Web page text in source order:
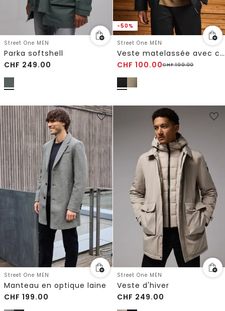
Street One MEN
Parka softshell
CHF 249.00
-50%
Street One MEN
Veste matelassée avec col montant
CHF 100.00CHF199.00
Street One MEN
Manteau en optique laine
CHF 199.00
Street One MEN
Veste d'hiver
CHF 249.00